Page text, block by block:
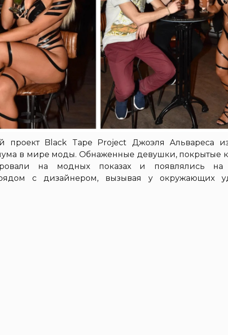
проект Black Tape Project Джоэля Альвареса
в мире моды. Обнаженные девушки, покрытые
на модных показах и появлялись на
с дизайнером, вызывая у окружающих